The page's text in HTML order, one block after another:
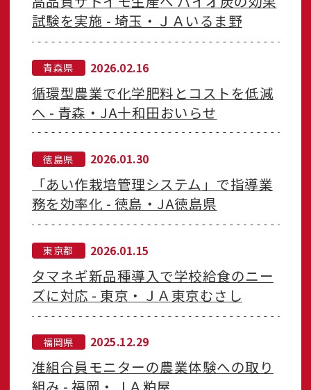
試験を実施 - 埼玉・ＪＡいるま野
青森県 2026.02.16
循環型農業で化学肥料とコストを低減
へ - 青森・JA十和田おいらせ
徳島県 2026.01.30
「あい作栽培管理システム」で指導業
務を効率化 - 徳島・JA徳島県
東京都 2026.01.15
タマネギ新品種導入で学校給食のニー
ズに対応 - 東京・ＪＡ東京むさし
福岡県 2025.12.29
准組合員モニターの農業体験への取り